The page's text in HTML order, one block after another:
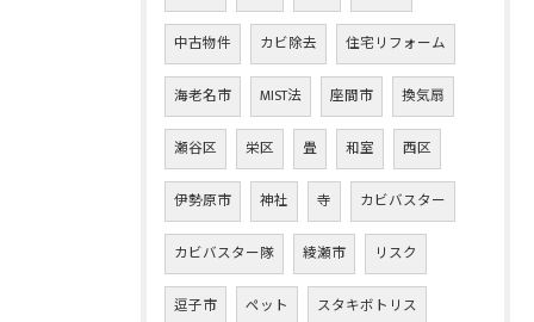
中古物件 カビ除去 住宅リフォーム
海老名市 MIST法 座間市 換気扇
瀬谷区 栄区 畳 和室 西区
伊勢原市 神社 寺 カビバスター
カビバスター隊 綾瀬市 リスク
逗子市 ペット スタキボトリス